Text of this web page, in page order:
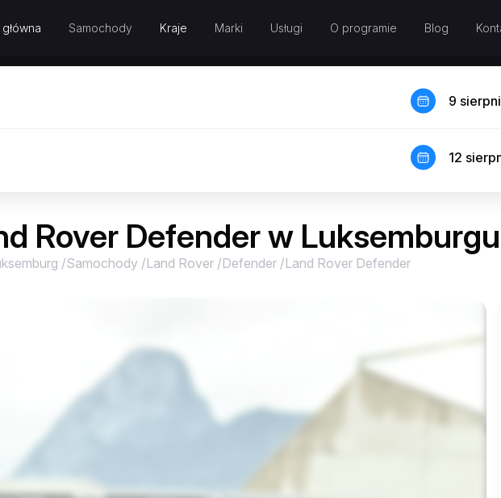
Samochody Kraje Marki Usługi O programie Blog
9
12
Rover Defender w Luksemburgu
/Samochody /Land Rover /Defender /Land Rover Defender